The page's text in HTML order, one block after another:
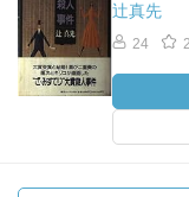
辻真先
24